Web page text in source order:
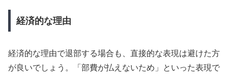
経済的な理由
経済的な理由で退部する場合も、直接的な表現は避けた方
が良いでしょう。「部費が払えないため」といった表現で